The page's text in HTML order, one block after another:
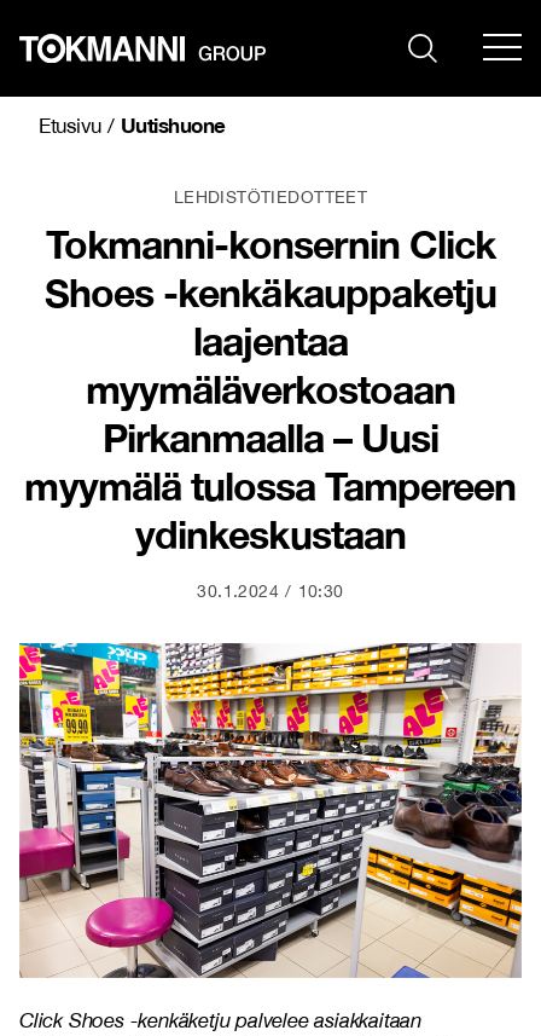
sisältöön
Etusivu/ Uutishuone
LEHDISTÖTIEDOTTEET
Tokmanni-konsernin Click
Shoes -kenkäkauppaketju
laajentaa
myymäläverkostoaan
Pirkanmaalla – Uusi
myymälä tulossa Tampereen
ydinkeskustaan
30.1.2024 10:30
Click Shoes -kenkäketju palvelee asiakkaitaan